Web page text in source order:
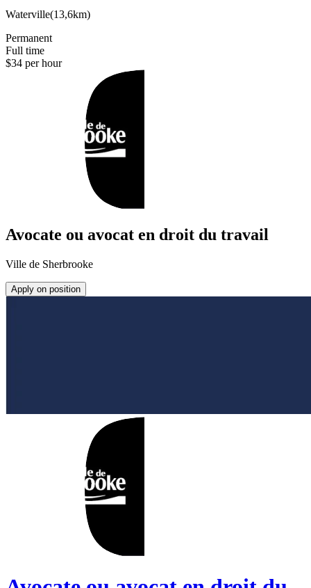
Waterville(13,6km)
Permanent
Full time
$34 per hour
Avocate ou avocat en droit du travail
Ville de Sherbrooke
Apply on position